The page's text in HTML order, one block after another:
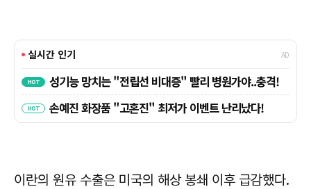
이란의 원유 수출은 미국의 해상 봉쇄 이후 급감했다.